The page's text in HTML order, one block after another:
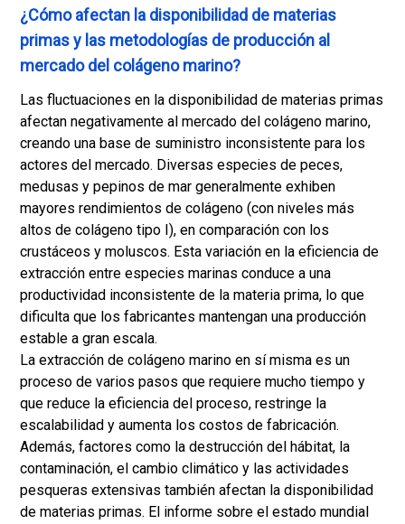
¿Cómo afectan la disponibilidad de materias
primas y las metodologías de producción al
mercado del colágeno marino?
Las fluctuaciones en la disponibilidad de materias primas
afectan negativamente al mercado del colágeno marino,
creando una base de suministro inconsistente para los
actores del mercado. Diversas especies de peces,
medusas y pepinos de mar generalmente exhiben
mayores rendimientos de colágeno (con niveles más
altos de colágeno tipo I), en comparación con los
crustáceos y moluscos. Esta variación en la eficiencia de
extracción entre especies marinas conduce a una
productividad inconsistente de la materia prima, lo que
dificulta que los fabricantes mantengan una producción
estable a gran escala.
La extracción de colágeno marino en sí misma es un
proceso de varios pasos que requiere mucho tiempo y
que reduce la eficiencia del proceso, restringe la
escalabilidad y aumenta los costos de fabricación.
Además, factores como la destrucción del hábitat, la
contaminación, el cambio climático y las actividades
pesqueras extensivas también afectan la disponibilidad
de materias primas. El informe sobre el estado mundial